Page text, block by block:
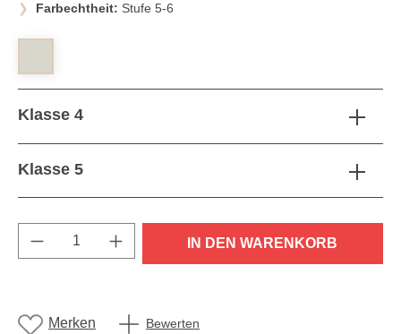
Farbechtheit: Stufe 5-6
Klasse 4
Klasse 5
Produkt Anzahl: Gib den gewünschten
IN DEN WARENKORB
Merken Bewerten